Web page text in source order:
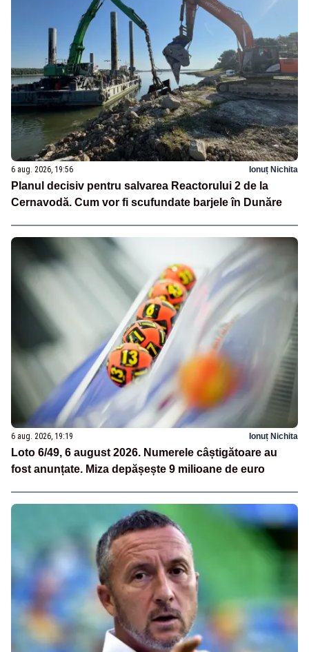
6 aug. 2026, 19:56 Ionuț Nichita
Planul decisiv pentru salvarea Reactorului 2 de la
Cernavodă. Cum vor fi scufundate barjele în Dunăre
6 aug. 2026, 19:19 Ionuț Nichita
Loto 6/49, 6 august 2026. Numerele câștigătoare au
fost anunțate. Miza depășește 9 milioane de euro